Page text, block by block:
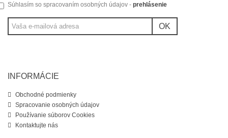
Súhlasím so spracovaním osobných údajov - prehlásenie
OK
INFORMÁCIE
Obchodné podmienky
Spracovanie osobných údajov
Používanie súborov Cookies
Kontaktujte nás